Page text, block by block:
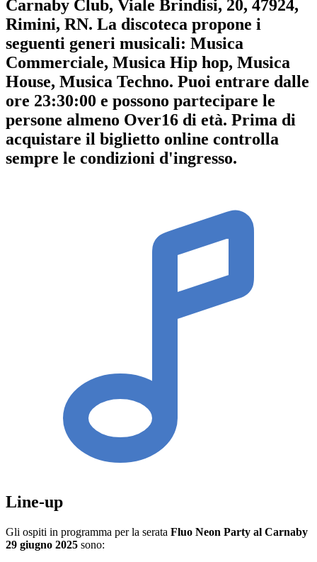
Carnaby Club, Viale Brindisi, 20, 47924,
Rimini, RN. La discoteca propone i
seguenti generi musicali: Musica
Commerciale, Musica Hip hop, Musica
House, Musica Techno. Puoi entrare dalle
ore 23:30:00 e possono partecipare le
persone almeno Over16 di età. Prima di
acquistare il biglietto online controlla
sempre le condizioni d'ingresso.
Line-up
Gli ospiti in programma per la serata Fluo Neon Party al Carnaby
29 giugno 2025 sono: